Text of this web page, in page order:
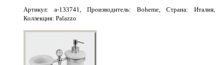
Артикул: a-133741, Производитель: Boheme, Страна: Италия,
Коллекция: Palazzo